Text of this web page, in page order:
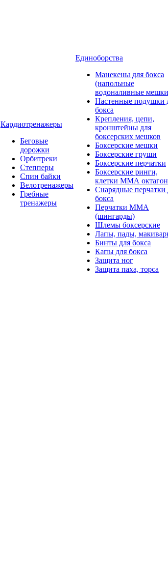
Кардиотренажеры
Беговые
дорожки
Орбитреки
Степперы
Спин байки
Велотренажеры
Гребные
тренажеры
Единоборства
Манекены для бокса
(напольные
водоналивные
Настенные подушки
бокса
Крепления, цепи,
кронштейны для
боксерских мешков
Боксерские мешки
Боксерские груши
Боксерские перчатки
Боксерские ринги,
клетки ММА
Снарядные перчатки
бокса
Перчатки MMA
(шингарды)
Шлемы боксерские
Лапы, пады,
Бинты для бокса
Капы для бокса
Защита ног
Защита паха, торса